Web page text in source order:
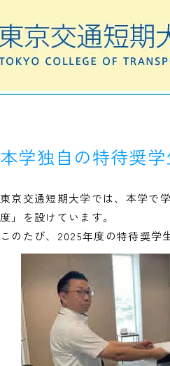
本学独自の特待奨
東京交通短期大学では、本学で
度」を設けています。
このたび、2025年度の特待奨学